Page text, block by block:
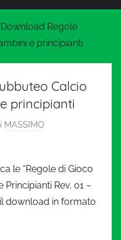
Download Regole
e principianti
Calcio
principianti
MASSIMO
le “Regole di Gioco
Rev. 01 –
download in formato